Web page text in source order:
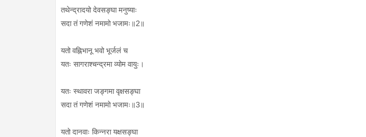
तथेन्द्रादयो देवसङ्घा मनुष्याः
सदा तं गणेशं नमामो भजामः॥2॥
यतो वह्निभानू भवो भूर्जलं च
यतः सागराश्चन्द्रमा व्योम वायुः।
यतः स्थावरा जङ्गमा वृक्षसङ्घा
सदा तं गणेशं नमामो भजामः॥3॥
यतो दानवाः किन्नरा यक्षसङ्घा